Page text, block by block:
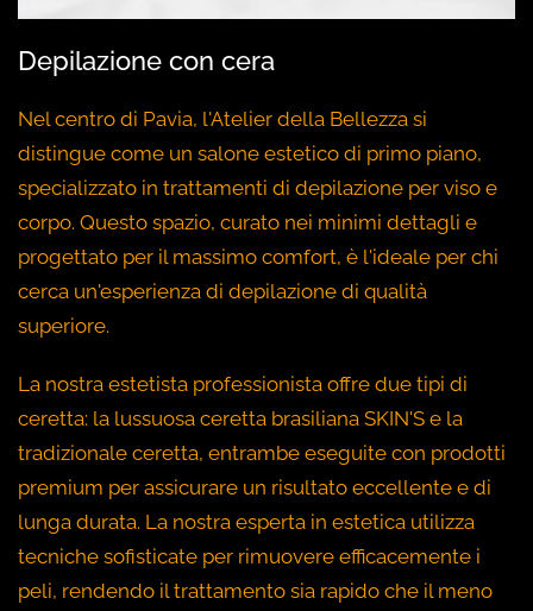
Depilazione con cera
Nel centro di Pavia, l'Atelier della Bellezza si
distingue come un salone estetico di primo piano,
specializzato in trattamenti di depilazione per viso e
corpo. Questo spazio, curato nei minimi dettagli e
progettato per il massimo comfort, è l'ideale per chi
cerca un'esperienza di depilazione di qualità
superiore.
La nostra estetista professionista offre due tipi di
ceretta: la lussuosa ceretta brasiliana SKIN'S e la
tradizionale ceretta, entrambe eseguite con prodotti
premium per assicurare un risultato eccellente e di
lunga durata. La nostra esperta in estetica utilizza
tecniche sofisticate per rimuovere efficacemente i
peli, rendendo il trattamento sia rapido che il meno